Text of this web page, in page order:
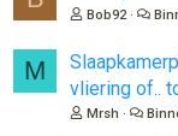
Bob92
M
vliering of..
Mrsh